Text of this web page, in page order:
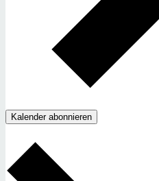
Kalender abonnieren